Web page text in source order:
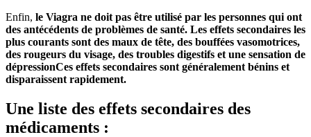
Enfin, le Viagra ne doit pas être utilisé par les personnes qui ont
des antécédents de problèmes de santé. Les effets secondaires les
plus courants sont des maux de tête, des bouffées vasomotrices,
des rougeurs du visage, des troubles digestifs et une sensation de
dépressionCes effets secondaires sont généralement bénins et
disparaissent rapidement.
Une liste des effets secondaires des
médicaments :